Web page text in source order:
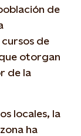
de
de
otorgan
de la
locales, la
ha